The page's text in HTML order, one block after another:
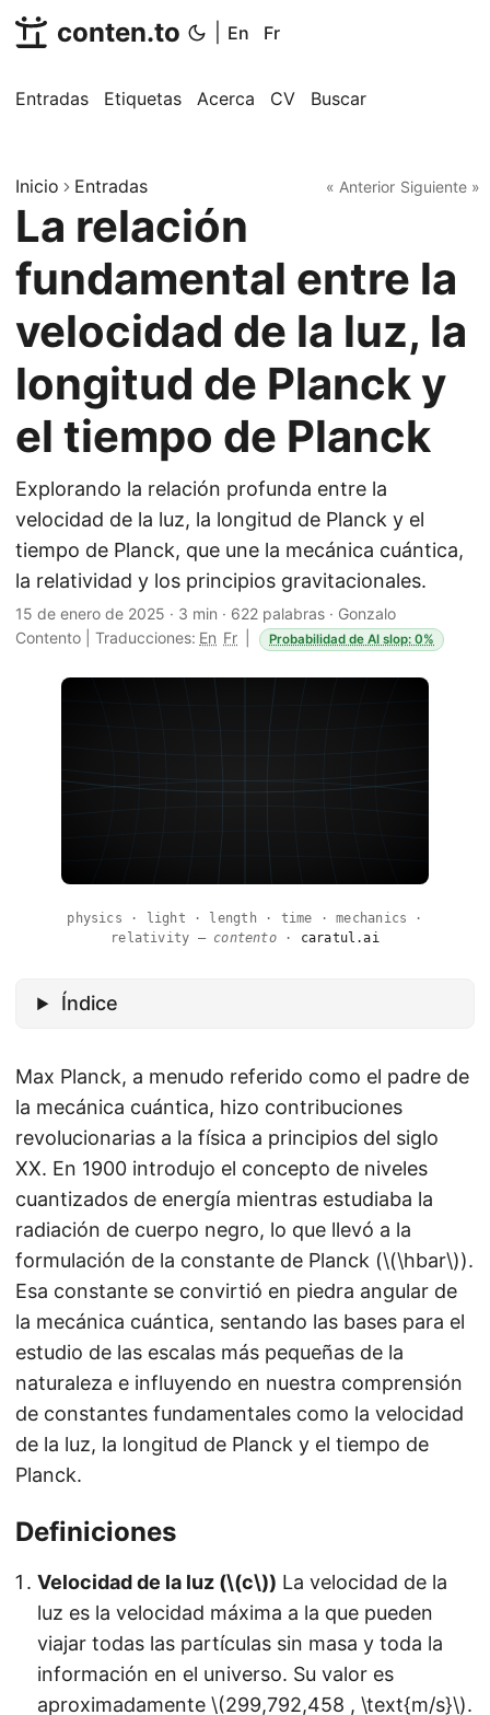
conten.to En Fr
Entradas Etiquetas Acerca CV Buscar
Inicio Entradas « Anterior Siguiente »
La relación
fundamental entre la
velocidad de la luz, la
longitud de Planck y
el tiempo de Planck
Explorando la relación profunda entre la
velocidad de la luz, la longitud de Planck y el
tiempo de Planck, que une la mecánica cuántica,
la relatividad y los principios gravitacionales.
15 de enero de 2025 · 3 min · 622 palabras · Gonzalo
Contento
Traducciones: En Fr Probabilidad de AI slop: 0%
physics · light · length · time · mechanics ·
relativity — contento· caratul.ai
Índice
Max Planck, a menudo referido como el padre de
la mecánica cuántica, hizo contribuciones
revolucionarias a la física a principios del siglo
XX. En 1900 introdujo el concepto de niveles
cuantizados de energía mientras estudiaba la
radiación de cuerpo negro, lo que llevó a la
formulación de la constante de Planck (\(\hbar\)).
Esa constante se convirtió en piedra angular de
la mecánica cuántica, sentando las bases para el
estudio de las escalas más pequeñas de la
naturaleza e influyendo en nuestra comprensión
de constantes fundamentales como la velocidad
de la luz, la longitud de Planck y el tiempo de
Planck.
Definiciones
Velocidad de la luz (\(c\)) La velocidad de la
luz es la velocidad máxima a la que pueden
viajar todas las partículas sin masa y toda la
información en el universo. Su valor es
aproximadamente \(299,792,458 , \text{m/s}\).